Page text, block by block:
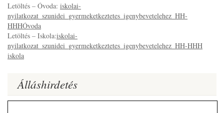
Letöltés – Óvoda: iskolai-
nyilatkozat_szunidei_gyermeketkeztetes_igenybevetelehez_HH-
HHHÓvoda
Letöltés – Iskola:iskolai-
nyilatkozat_szunidei_gyermeketkeztetes_igenybevetelehez_HH-HHH
iskola
Álláshirdetés